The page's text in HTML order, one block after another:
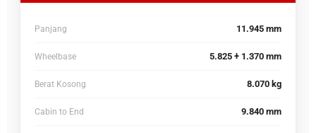
Panjang 11.945 mm
Wheelbase 5.825 + 1.370 mm
Berat Kosong 8.070 kg
Cabin to End 9.840 mm